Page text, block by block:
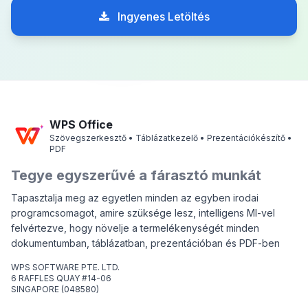
Ingyenes Letöltés
WPS Office
Szövegszerkesztő • Táblázatkezelő • Prezentációkészítő •
PDF
Tegye egyszerűvé a fárasztó munkát
Tapasztalja meg az egyetlen minden az egyben irodai
programcsomagot, amire szüksége lesz, intelligens MI-vel
felvértezve, hogy növelje a termelékenységét minden
dokumentumban, táblázatban, prezentációban és PDF-ben
WPS SOFTWARE PTE. LTD.
6 RAFFLES QUAY #14-06
SINGAPORE (048580)